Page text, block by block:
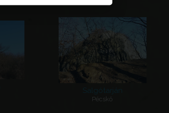
Salgótarján
Pécskő